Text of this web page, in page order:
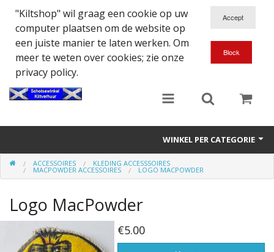
"Kiltshop" wil graag een cookie op uw
computer plaatsen om de website op
een juiste manier te laten werken. Om
meer te weten over cookies; zie onze
privacy policy.
WINKEL PER CATEGORIE
Accessoires
Eten en Drinken
Kilt - Kleding
ACCESSOIRES KLEDING ACCESSSOIRES
MACPOWDER ACCESSOIRES LOGO MACPOWDER
Logo MacPowder
€5.00